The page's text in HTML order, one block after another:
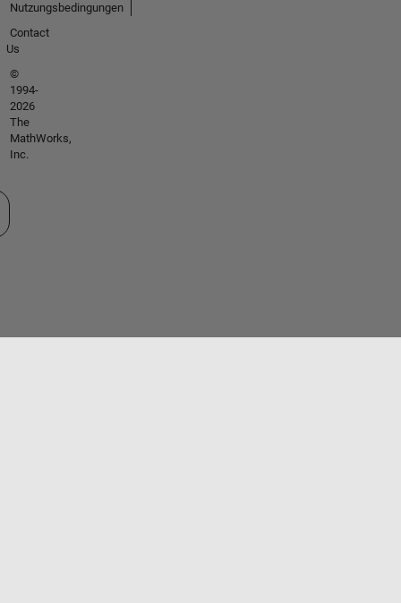
Nutzungsbedingungen
Contact
Us
©
1994-
2026
The
MathWorks,
Inc.